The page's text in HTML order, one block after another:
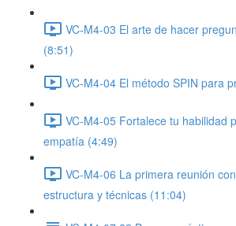
VC-M4-03 El arte de hacer
(8:51)
VC-M4-04 El método SPIN para
VC-M4-05 Fortalece tu habilidad
empatía (4:49)
VC-M4-06 La primera reunión
estructura y técnicas (11:04)